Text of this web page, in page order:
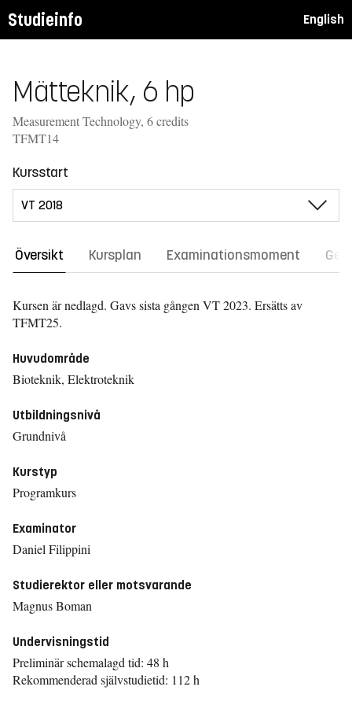
Studieinfo English
Mätteknik, 6 hp
Measurement Technology, 6 credits
TFMT14
Kursstart
Översikt Kursplan Examinationsmoment
Kursen är nedlagd. Gavs sista gången VT 2023. Ersätts av
TFMT25.
Huvudområde
Bioteknik, Elektroteknik
Utbildningsnivå
Grundnivå
Kurstyp
Programkurs
Examinator
Daniel Filippini
Studierektor eller motsvarande
Magnus Boman
Undervisningstid
Preliminär schemalagd tid: 48 h
Rekommenderad självstudietid: 112 h